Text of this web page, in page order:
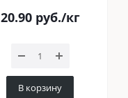
20.90руб./кг
В корзину